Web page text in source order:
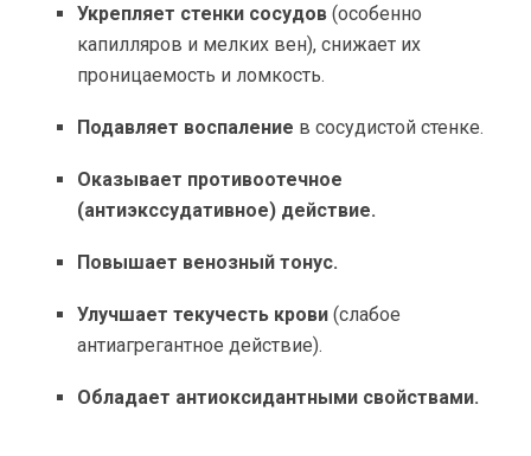
Укрепляет стенки сосудов (особенно
капилляров и мелких вен), снижает их
проницаемость и ломкость.
Подавляет воспаление в сосудистой стенке.
Оказывает противоотечное
(антиэкссудативное) действие.
Повышает венозный тонус.
Улучшает текучесть крови (слабое
антиагрегантное действие).
Обладает антиоксидантными свойствами.